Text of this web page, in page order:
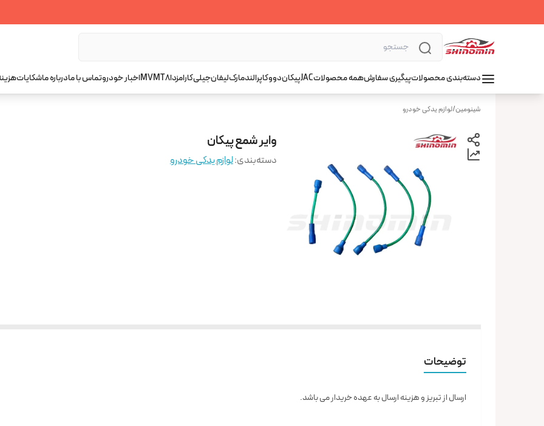
دسته‌بندی محصولاتپیگیری سفارشهمه محصولاتJACپیکاندووکاپرالندمارکلیفانجیلیکارامزداT8
MVMاخبار خودروتماس با مادرباره ماشکایات
شینومین/لوازم یدکی خودرو
وایر شمع پیکان
دسته‌بندی:لوازم یدکی خودرو
توضیحات
ارسال از تبریز و هزینه ارسال به عهده خریدار می باشد.